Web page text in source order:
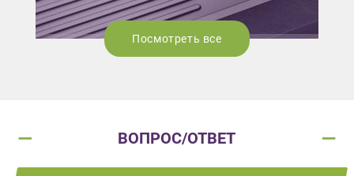
Посмотреть все
ВОПРОС/ОТВЕТ